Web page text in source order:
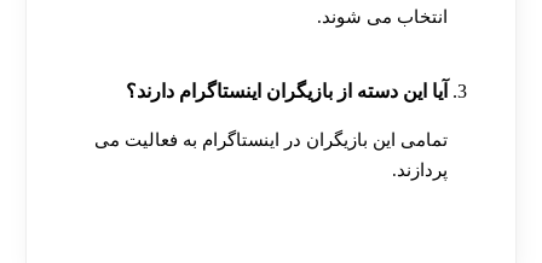
انتخاب می شوند.
آیا این دسته از بازیگران اینستاگرام دارند؟
تمامی این بازیگران در اینستاگرام به فعالیت می
پردازند.